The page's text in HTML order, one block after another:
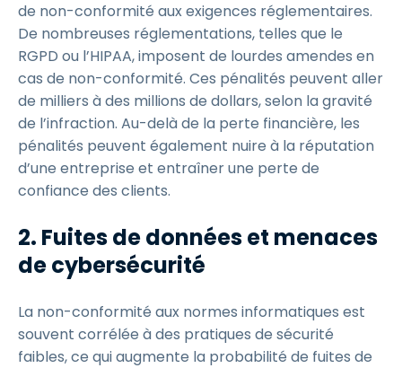
de non-conformité aux exigences réglementaires.
De nombreuses réglementations, telles que le
RGPD ou l’HIPAA, imposent de lourdes amendes en
cas de non-conformité. Ces pénalités peuvent aller
de milliers à des millions de dollars, selon la gravité
de l’infraction. Au-delà de la perte financière, les
pénalités peuvent également nuire à la réputation
d’une entreprise et entraîner une perte de
confiance des clients.
2. Fuites de données et menaces
de cybersécurité
La non-conformité aux normes informatiques est
souvent corrélée à des pratiques de sécurité
faibles, ce qui augmente la probabilité de fuites de